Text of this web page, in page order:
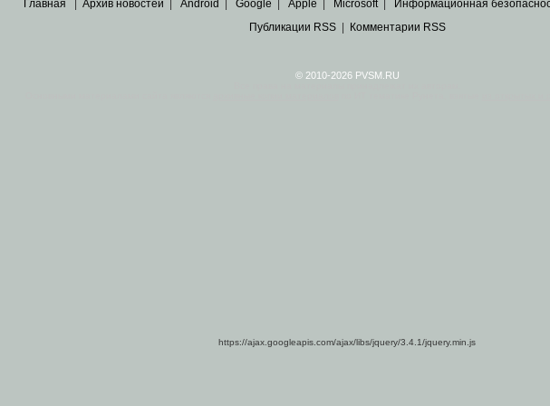
Главная Архив новостей Android Google Apple Microsoft| Информационная
Публикации RSS| Комментарии RSS
© 2010-2026 PVSM.RU
https://ajax.googleapis.com/ajax/libs/jquery/3.4.1/jquery.min.js